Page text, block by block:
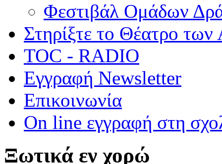
Φεστιβάλ Ομάδων
Στηρίξτε το Θέατρο
TOC - RADIO
Εγγραφή Newsletter
Επικοινωνία
On line εγγραφή στη
Ξωτικά εν χορώ